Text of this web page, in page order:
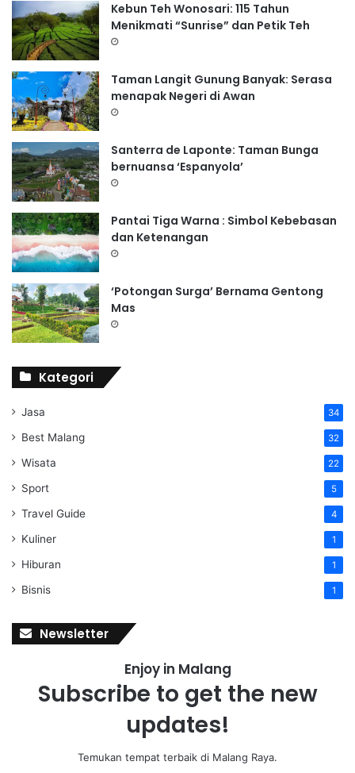
Kebun Teh Wonosari: 115 Tahun
Menikmati “Sunrise” dan Petik Teh
Taman Langit Gunung Banyak: Serasa
menapak Negeri di Awan
Santerra de Laponte: Taman Bunga
bernuansa ‘Espanyola’
Pantai Tiga Warna : Simbol Kebebasan
dan Ketenangan
‘Potongan Surga’ Bernama Gentong
Mas
Kategori
Jasa 34
Best Malang 32
Wisata 22
Sport 5
Travel Guide 4
Kuliner 1
Hiburan 1
Bisnis 1
Newsletter
Enjoy in Malang
Subscribe to get the new
updates!
Temukan tempat terbaik di Malang Raya.